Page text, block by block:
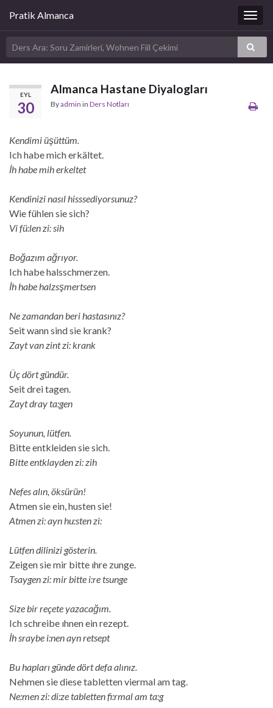
Pratik Almanca
EYL
30
Almanca Hastane Diyalogları
Byadmin in Ders Notları
Kendimi üşüttüm.
Ich habe mich erkältet.
İh habe mih erkeltet
Kendinizi nasıl hisssediyorsunuz?
Wie fühlen sie sich?
Vi fü:len zi: sih
Boğazım ağrıyor.
Ich habe halsschmerzen.
İh habe halzsşmertsen
Ne zamandan beri hastasınız?
Seit wann sind sie krank?
Zayt van zint zi: krank
Üç dört gündür.
Seit drei tagen.
Zayt dray ta:gen
Soyunun, lütfen.
Bitte entkleiden sie sich.
Bitte entklayden zi: zih
Nefes alın, öksürün!
Atmen sie ein, husten sie!
Atmen zi: ayn hu:sten zi:
Lütfen dilinizi gösterin.
Zeigen sie mir bitte ıhre zunge.
Tsaygen zi: mir bitte i:re tsunge
Size bir reçete yazacağım.
Ich schreibe ıhnen ein rezept.
İh sraybe i:nen ayn retsept
Bu hapları günde dört defa alınız.
Nehmen sie diese tabletten viermal am tag.
Ne:men zi: di:ze tabletten fi:rmal am ta:g